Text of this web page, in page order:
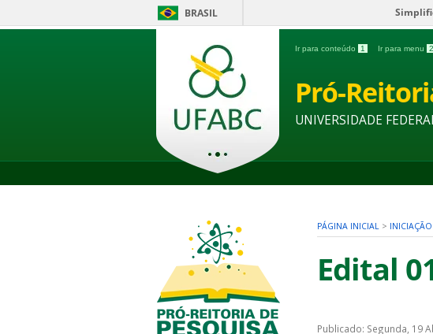
BRASIL
Ir para conteúdo 1 Ir para menu 2
Pró-
UNIVERSIDADE
PÁGINA INICIAL >
Edital
Publicado: Segunda, 19